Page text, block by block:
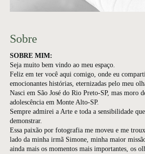
Sobre
SOBRE MIM:
Seja muito bem vindo ao meu espaço.
Feliz em ter você aqui comigo, onde eu
emocionantes histórias, eternizadas pelo meu
Nasci em São José do Rio Preto-SP, mas moro
adolescência em Monte Alto-SP.
Sempre admirei a Arte e toda a sensibilidade
demonstrar.
Essa paixão por fotografia me moveu e me
lado da minha irmã Simone, minha maior
ainda mais os momentos mais importantes, os